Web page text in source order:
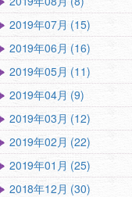
2019年07月 (15)
2019年06月 (16)
2019年05月 (11)
2019年04月 (9)
2019年03月 (12)
2019年02月 (22)
2019年01月 (25)
2018年12月 (30)